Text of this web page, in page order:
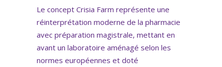
Le concept Crisia Farm représente une
réinterprétation moderne de la pharmacie
avec préparation magistrale, mettant en
avant un laboratoire aménagé selon les
normes européennes et doté